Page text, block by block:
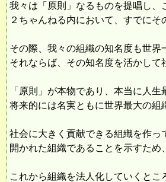
我々は「原則」なるものを提唱し、
２ちゃんねる内において、すでにそ
その際、我々の組織の知名度も世界
それならば、その知名度を活かして
「原則」が本物であり、本当に人
将来的には名実ともに世界最大の組
社会に大きく貢献できる組織を作っ
開かれた組織であることを示すため
これから組織を法人化していくとこ